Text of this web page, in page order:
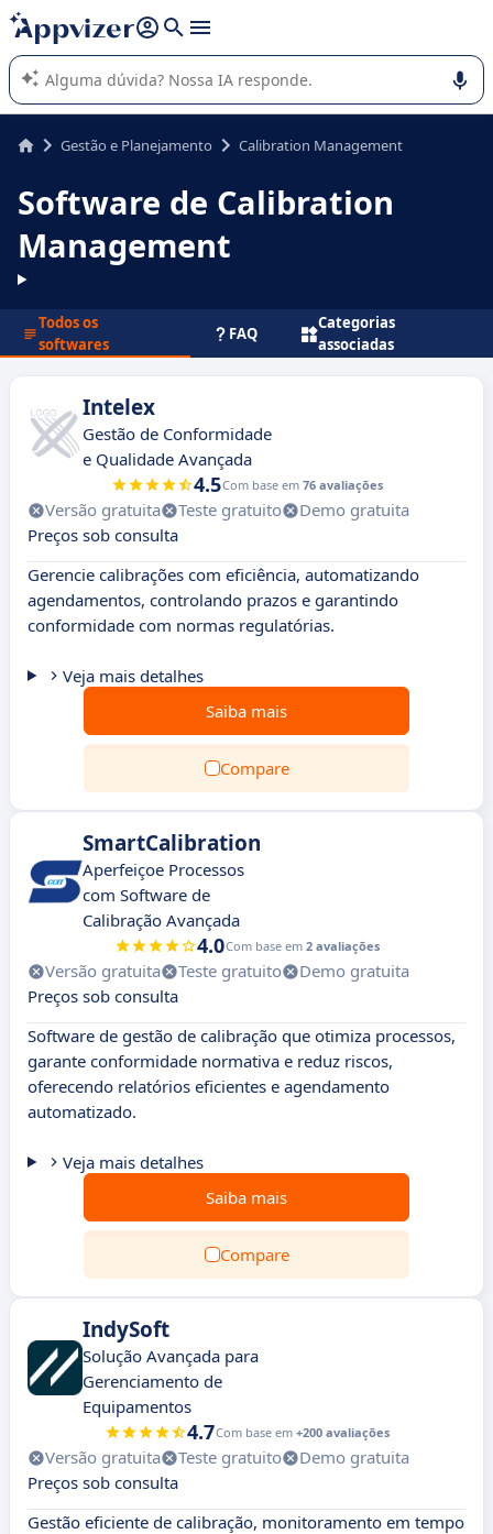
de nossa IA (várias linhas com
A IA do Appvizer o orienta no uso ou na seleção de software
SaaS para sua empresa.
Gestão e Planejamento Calibration Management
Software de Calibration
Management
Todos os
softwares
FAQ
Categorias
associadas
Intelex
Gestão de Conformidade
e Qualidade Avançada
4.5Com base em 76 avaliações
Versão gratuita Teste gratuito
Demo gratuita
Preços sob consulta
Gerencie calibrações com eficiência, automatizando
agendamentos, controlando prazos e garantindo
conformidade com normas regulatórias.
Veja mais detalhes
Saiba mais
Compare
SmartCalibration
Aperfeiçoe Processos
com Software de
Calibração Avançada
4.0Com base em 2 avaliações
Versão gratuita Teste gratuito
Demo gratuita
Preços sob consulta
Software de gestão de calibração que otimiza processos,
garante conformidade normativa e reduz riscos,
oferecendo relatórios eficientes e agendamento
automatizado.
Veja mais detalhes
Saiba mais
Compare
IndySoft
Solução Avançada para
Gerenciamento de
Equipamentos
4.7Com base em +200 avaliações
Versão gratuita Teste gratuito
Demo gratuita
Preços sob consulta
Gestão eficiente de calibração, monitoramento em tempo